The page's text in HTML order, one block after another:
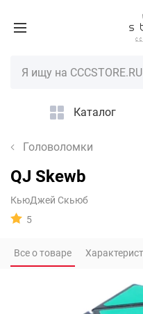
Каталог
Головоломки
QJ Skewb
КьюДжей Скьюб
5
Все о товаре